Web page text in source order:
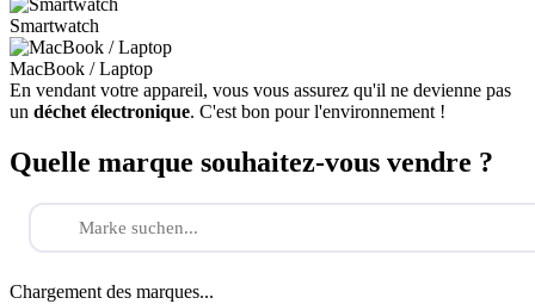
Smartwatch
MacBook / Laptop
En vendant votre appareil, vous vous assurez qu'il ne devienne pas
un déchet électronique. C'est bon pour l'environnement !
Quelle marque souhaitez-vous vendre ?
Chargement des marques...